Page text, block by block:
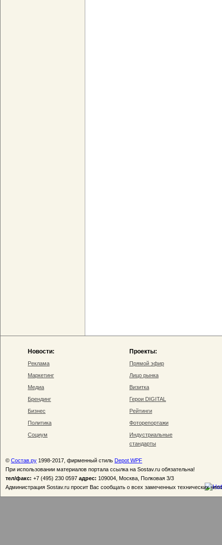
Новости:
Реклама
Маркетинг
Медиа
Брендинг
Бизнес
Политика
Социум
Проекты:
Прямой эфир
Лицо рынка
Визитка
Герои DIGITAL
Рейтинги
Фоторепортажи
Индустриальные
стандарты
© Состав.ру 1998-2017, фирменный стиль Depot WPF
При использовании материалов портала ссылка на Sostav.ru обязательна!
тел/факс: +7 (495) 230 0597 адрес: 109004, Москва, Полковая 3/3
Администрация Sostav.ru просит Вас сообщать о всех замеченных технических